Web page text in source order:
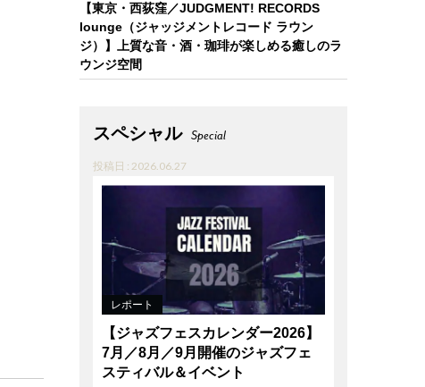
【東京・西荻窪／JUDGMENT! RECORDS
lounge（ジャッジメントレコード ラウン
ジ）】上質な音・酒・珈琲が楽しめる癒しのラ
ウンジ空間
スペシャル Special
投稿日 : 2026.06.27
レポート
【ジャズフェスカレンダー2026】
7月／8月／9月開催のジャズフェ
スティバル＆イベント